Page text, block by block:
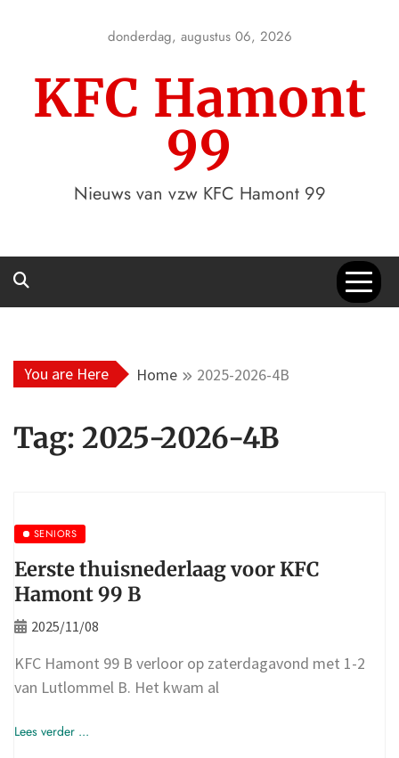
donderdag, augustus 06, 2026
KFC Hamont
99
Nieuws van vzw KFC Hamont 99
You are Here Home 2025-2026-4B
Tag: 2025-2026-4B
SENIORS
Eerste thuisnederlaag voor KFC
Hamont 99 B
2025/11/08
KFC Hamont 99 B verloor op zaterdagavond met 1-2
van Lutlommel B. Het kwam al
Lees verder ...